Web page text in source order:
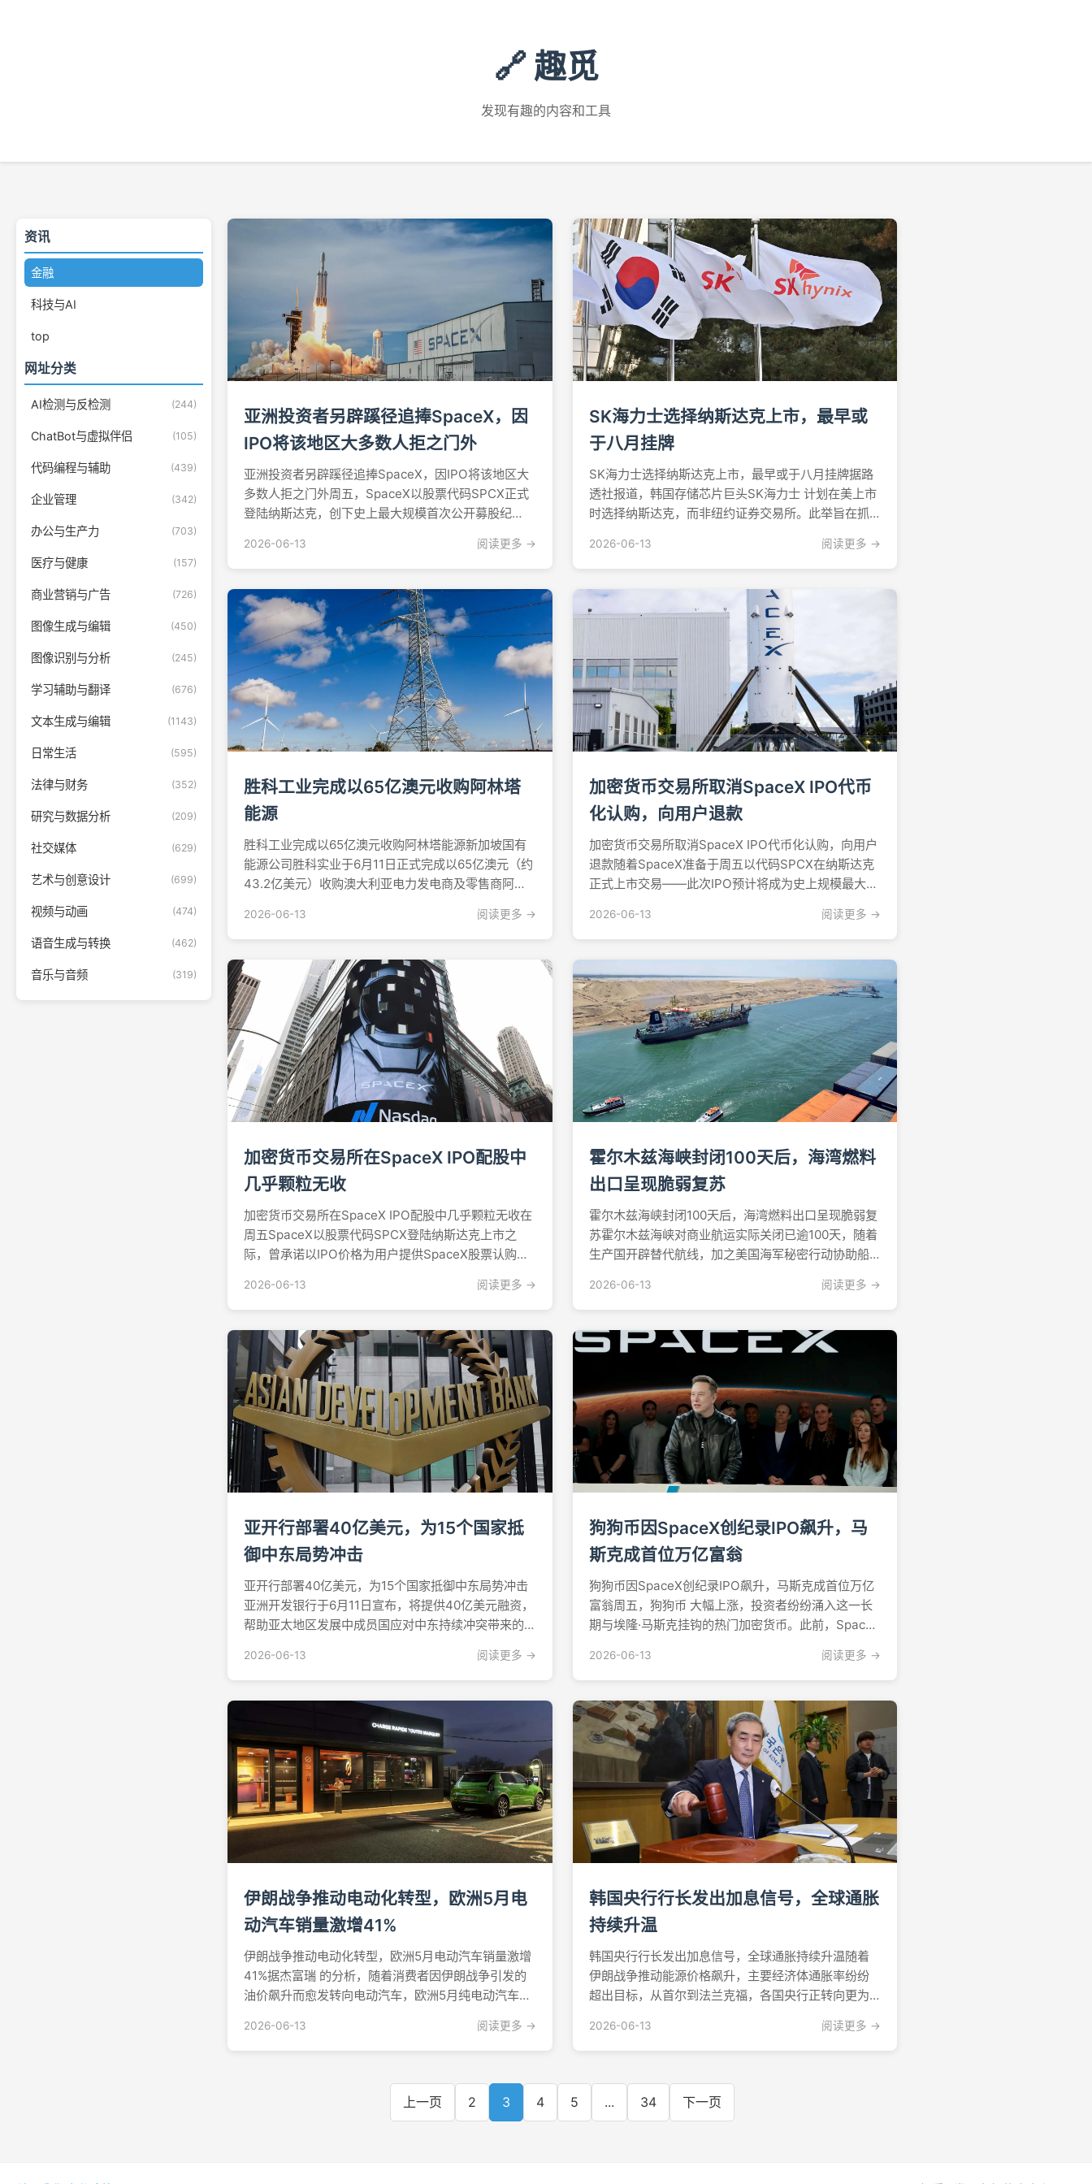
🔗 趣觅
发现有趣的内容和工具
资讯
金融
科技与AI
top
网址分类
AI检测与反检测 (244)
ChatBot与虚拟伴侣 (105)
代码编程与辅助 (439)
企业管理 (342)
办公与生产力 (703)
医疗与健康 (157)
商业营销与广告 (726)
图像生成与编辑 (450)
图像识别与分析 (245)
学习辅助与翻译 (676)
文本生成与编辑 (1143)
日常生活 (595)
法律与财务 (352)
研究与数据分析 (209)
社交媒体 (629)
艺术与创意设计 (699)
视频与动画 (474)
语音生成与转换 (462)
音乐与音频 (319)
亚洲投资者另辟蹊径追捧SpaceX，因
IPO将该地区大多数人拒之门外
亚洲投资者另辟蹊径追捧SpaceX，因IPO将该地区大
多数人拒之门外周五，SpaceX以股票代码SPCX正式
登陆纳斯达克，创下史上最大规模首次公开募股纪
的交易门外，只能纷纷寻求间接"蹭涨"的替代方式。门
外张望，无缘入局据彭博社报道，在亚太地区，日本
和...
2026-06-13 阅读更多 →
SK海力士选择纳斯达克上市，最早或
于八月挂牌
SK海力士选择纳斯达克上市，最早或于八月挂牌据路
透社报道，韩国存储芯片巨头SK海力士 计划在美上市
时选择纳斯达克，而非纽约证券交易所。此举旨在抓
市。以科技为本的归属之选据两位知情人士周五向路
透社透露，SK海力士选择在纳斯达克而非纽交所上
市，认为这个以科...
2026-06-13 阅读更多 →
胜科工业完成以65亿澳元收购阿林塔
能源
胜科工业完成以65亿澳元收购阿林塔能源新加坡国有
能源公司胜科实业于6月11日正式完成以65亿澳元（约
43.2亿美元）收购澳大利亚电力发电商及零售商阿林
事业并购案之一。六个月的收购完成之路这笔交易于
2025年12月首次宣布，胜科工业以全现金方式从香港
周大福...
2026-06-13 阅读更多 →
加密货币交易所取消SpaceX IPO代币
化认购，向用户退款
加密货币交易所取消SpaceX IPO代币化认购，向用户
退款随着SpaceX准备于周五以代码SPCX在纳斯达克
正式上市交易——此次IPO预计将成为史上规模最大的
舞台：上市前72小时内，与SPCX挂钩的永续合约交易
额超过10亿美元。这些合成合约不赋予持有人...
2026-06-13 阅读更多 →
加密货币交易所在SpaceX IPO配股中
几乎颗粒无收
加密货币交易所在SpaceX IPO配股中几乎颗粒无收在
周五SpaceX以股票代码SPCX登陆纳斯达克上市之
际，曾承诺以IPO价格为用户提供SpaceX股票认购渠
——承销商将绝大部分配额都分配给了传统经纪商和
机构投资者。Bybit 未获得任何分配份额By...
2026-06-13 阅读更多 →
霍尔木兹海峡封闭100天后，海湾燃料
出口呈现脆弱复苏
霍尔木兹海峡封闭100天后，海湾燃料出口呈现脆弱复
苏霍尔木兹海峡对商业航运实际关闭已逾100天，随着
生产国开辟替代航线，加之美国海军秘密行动协助船
初步复苏迹象。改道物资抵达市场来自Kpler和
Vortexa的航运数据显示，6月第一周，沙特阿拉伯经
由红海港...
2026-06-13 阅读更多 →
亚开行部署40亿美元，为15个国家抵
御中东局势冲击
亚开行部署40亿美元，为15个国家抵御中东局势冲击
亚洲开发银行于6月11日宣布，将提供40亿美元融资，
帮助亚太地区发展中成员国应对中东持续冲突带来的
大的危机应对举措之一，重点针对政府财政、能源供
应、粮食进口、汇款及旅游收入等方面所受的冲击。
援助规模在援助...
2026-06-13 阅读更多 →
狗狗币因SpaceX创纪录IPO飙升，马
斯克成首位万亿富翁
狗狗币因SpaceX创纪录IPO飙升，马斯克成首位万亿
富翁周五，狗狗币 大幅上涨，投资者纷纷涌入这一长
期与埃隆·马斯克挂钩的热门加密货币。此前，SpaceX
的净资产也随之突破万亿美元大关。该代币在本交易
日开盘前一直在0.085美元附近徘徊，随后涨向0.0...
2026-06-13 阅读更多 →
伊朗战争推动电动化转型，欧洲5月电
动汽车销量激增41%
伊朗战争推动电动化转型，欧洲5月电动汽车销量激增
41%据杰富瑞 的分析，随着消费者因伊朗战争引发的
油价飙升而愈发转向电动汽车，欧洲5月纯电动汽车注
势——自2月下旬美以联合打击伊朗后，布伦特原油价
格突破每桶100美元，欧洲汽油价格大幅攀升，电动汽
2026-06-13 阅读更多 →
韩国央行行长发出加息信号，全球通胀
持续升温
韩国央行行长发出加息信号，全球通胀持续升温随着
伊朗战争推动能源价格飙升，主要经济体通胀率纷纷
超出目标，从首尔到法兰克福，各国央行正转向更为
已到；与此同时，德国联邦银行发布预测报告，显示
通胀率将在2027年前持续远高于欧洲央行的目标水
2026-06-13 阅读更多 →
上一页 2 3 4 5 ... 34 下一页